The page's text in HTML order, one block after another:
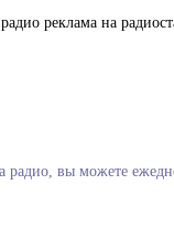
радио, вы можете